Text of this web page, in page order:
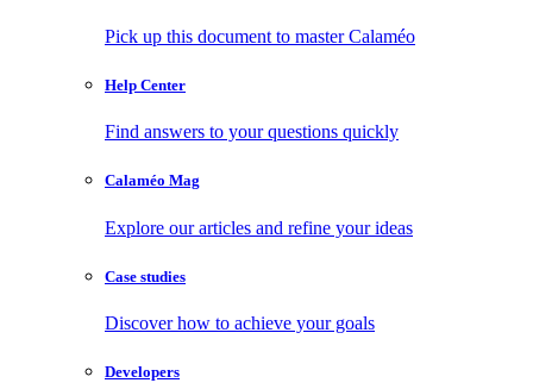
Pick up this document to master Calaméo
Help Center
Find answers to your questions quickly
Calaméo Mag
Explore our articles and refine your ideas
Case studies
Discover how to achieve your goals
Developers